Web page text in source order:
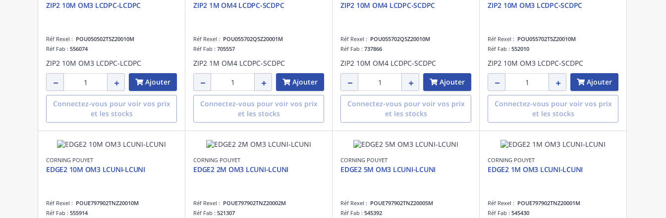
ZIP2 10M OM3 LCDPC-LCDPC
Réf Rexel : POU050502T5Z20010M
Réf Fab : 556074
ZIP2 10M OM3 LCDPC-LCDPC
Ajouter
Connectez-vous pour voir vos prix
et les stocks
ZIP2 1M OM4 LCDPC-SCDPC
Réf Rexel : POU055702Q5Z20001M
Réf Fab : 705557
ZIP2 1M OM4 LCDPC-SCDPC
Ajouter
Connectez-vous pour voir vos prix
et les stocks
ZIP2 10M OM4 LCDPC-SCDPC
Réf Rexel : POU055702Q5Z20010M
Réf Fab : 737866
ZIP2 10M OM4 LCDPC-SCDPC
Ajouter
Connectez-vous pour voir vos prix
et les stocks
ZIP2 10M OM3 LCDPC-SCDPC
Réf Rexel : POU055702T5Z20010M
Réf Fab : 552010
ZIP2 10M OM3 LCDPC-SCDPC
Ajouter
Connectez-vous pour voir vos prix
et les stocks
CORNING POUYET
EDGE2 10M OM3 LCUNI-LCUNI
Réf Rexel : POUE797902TNZ20010M
Réf Fab : 555914
CORNING POUYET
EDGE2 2M OM3 LCUNI-LCUNI
Réf Rexel : POUE797902TNZ20002M
Réf Fab : 521307
CORNING POUYET
EDGE2 5M OM3 LCUNI-LCUNI
Réf Rexel : POUE797902TNZ20005M
Réf Fab : 545392
CORNING POUYET
EDGE2 1M OM3 LCUNI-LCUNI
Réf Rexel : POUE797902TNZ20001M
Réf Fab : 545430